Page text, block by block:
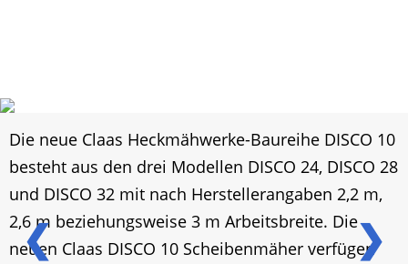
❮ ❯
Die neue Claas Heckmähwerke-Baureihe DISCO 10
besteht aus den drei Modellen DISCO 24, DISCO 28
und DISCO 32 mit nach Herstellerangaben 2,2 m,
2,6 m beziehungsweise 3 m Arbeitsbreite. Die
neuen Claas DISCO 10 Scheibenmäher verfügen